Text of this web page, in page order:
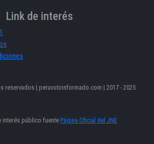
Link de interés
reservados | peruvotoinformado.com | 2017 - 2025
interés público fuentePágina Oficial del JNE